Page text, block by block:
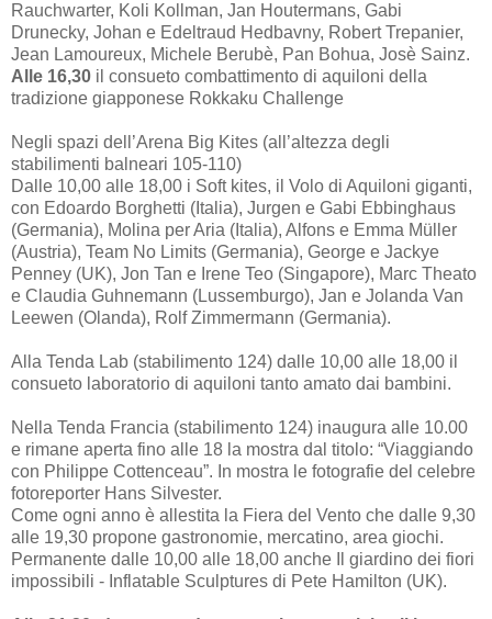
Rauchwarter, Koli Kollman, Jan Houtermans, Gabi
Drunecky, Johan e Edeltraud Hedbavny, Robert Trepanier,
Jean Lamoureux, Michele Berubè, Pan Bohua, Josè Sainz.
Alle 16,30 il consueto combattimento di aquiloni della
tradizione giapponese Rokkaku Challenge
Negli spazi dell’Arena Big Kites (all’altezza degli
stabilimenti balneari 105-110)
Dalle 10,00 alle 18,00 i Soft kites, il Volo di Aquiloni giganti,
con Edoardo Borghetti (Italia), Jurgen e Gabi Ebbinghaus
(Germania), Molina per Aria (Italia), Alfons e Emma Müller
(Austria), Team No Limits (Germania), George e Jackye
Penney (UK), Jon Tan e Irene Teo (Singapore), Marc Theato
e Claudia Guhnemann (Lussemburgo), Jan e Jolanda Van
Leewen (Olanda), Rolf Zimmermann (Germania).
Alla Tenda Lab (stabilimento 124) dalle 10,00 alle 18,00 il
consueto laboratorio di aquiloni tanto amato dai bambini.
Nella Tenda Francia (stabilimento 124) inaugura alle 10.00
e rimane aperta fino alle 18 la mostra dal titolo: “Viaggiando
con Philippe Cottenceau”. In mostra le fotografie del celebre
fotoreporter Hans Silvester.
Come ogni anno è allestita la Fiera del Vento che dalle 9,30
alle 19,30 propone gastronomie, mercatino, area giochi.
Permanente dalle 10,00 alle 18,00 anche Il giardino dei fiori
impossibili - Inflatable Sculptures di Pete Hamilton (UK).